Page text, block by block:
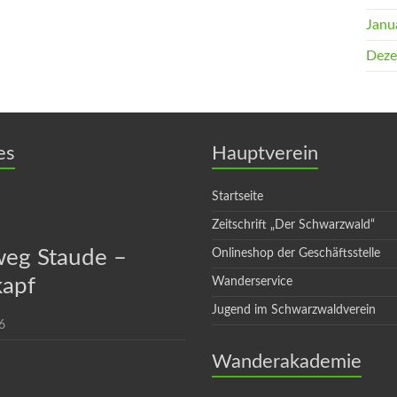
Staude –
Hauptverein
Startseite
Zeitschrift „Der Schwarzwald“
Onlineshop der Geschäftsstelle
Wanderservice
Jugend im Schwarzwaldverein
Wanderakademie